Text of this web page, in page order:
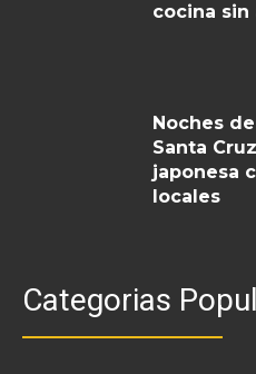
cocina sin
Noches
Santa
japonesa
locales
Categorias